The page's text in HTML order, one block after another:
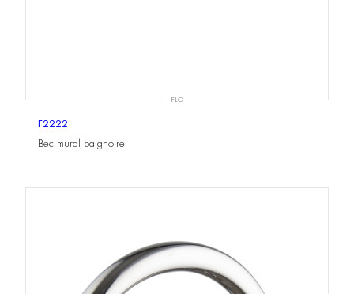
FLO
F2222
Bec mural baignoire